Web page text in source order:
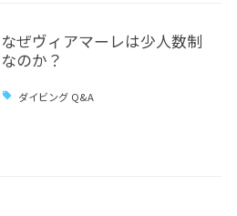
なぜヴィアマーレは少人数制
なのか？
ダイビング Q&A